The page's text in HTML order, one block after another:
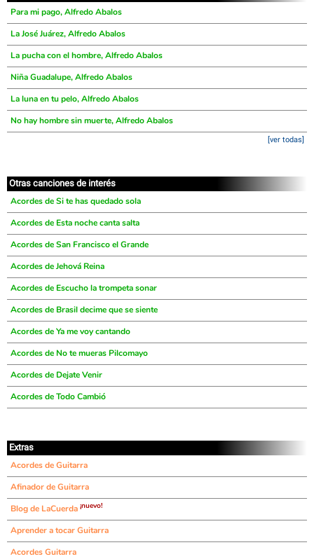
Para mi pago, Alfredo Abalos
La José Juárez, Alfredo Abalos
La pucha con el hombre, Alfredo Abalos
Niña Guadalupe, Alfredo Abalos
La luna en tu pelo, Alfredo Abalos
No hay hombre sin muerte, Alfredo Abalos
[ver todas]
Otras canciones de interés
Acordes de Si te has quedado sola
Acordes de Esta noche canta salta
Acordes de San Francisco el Grande
Acordes de Jehová Reina
Acordes de Escucho la trompeta sonar
Acordes de Brasil decime que se siente
Acordes de Ya me voy cantando
Acordes de No te mueras Pilcomayo
Acordes de Dejate Venir
Acordes de Todo Cambió
Extras
Acordes de Guitarra
Afinador de Guitarra
Blog de LaCuerda ¡nuevo!
Aprender a tocar Guitarra
Acordes Guitarra